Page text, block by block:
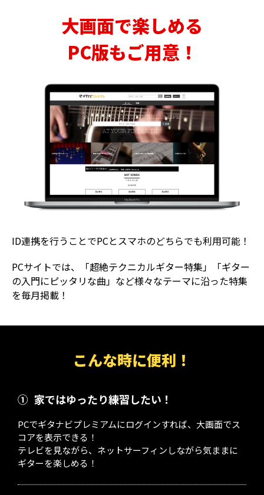
大画面で楽しめる
PC版もご用意！
ID連携を行うことでPCとスマホのどちらでも利用可能！
PCサイトでは、「超絶テクニカルギター特集」「ギター
の入門にピッタリな曲」など様々なテーマに沿った特集
を毎月掲載！
こんな時に便利！
① 家ではゆったり練習したい！
PCでギタナビプレミアムにログインすれば、大画面でス
コアを表示できる！
テレビを見ながら、ネットサーフィンしながら気ままに
ギターを楽しめる！